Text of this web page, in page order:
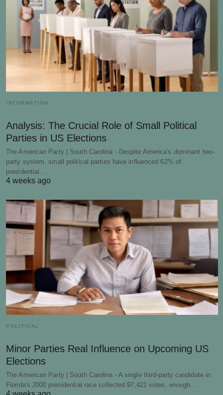
INFORMATION
Analysis: The Crucial Role of Small Political
Parties in US Elections
The American Party | South Carolina - Despite America's dominant two-
party system, small political parties have influenced 62% of
presidential…
4 weeks ago
POLITICAL
Minor Parties Real Influence on Upcoming US
Elections
The American Party | South Carolina - A single third-party candidate in
Florida's 2000 presidential race collected 97,421 votes, enough…